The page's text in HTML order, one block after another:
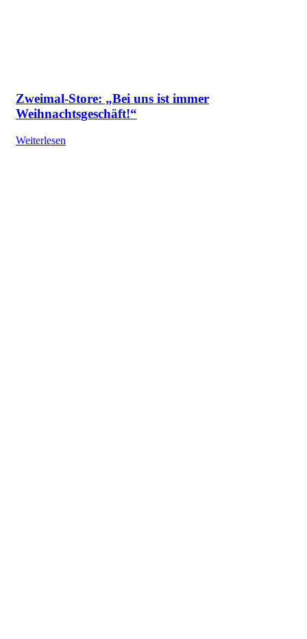
Zweimal-Store: „Bei uns ist immer
Weihnachtsgeschäft!“
Weiterlesen